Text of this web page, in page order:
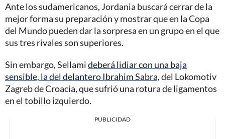
Ante los sudamericanos, Jordania buscará cerrar de la
mejor forma su preparación y mostrar que en la Copa
del Mundo pueden dar la sorpresa en un grupo en el que
sus tres rivales son superiores.
Sin embargo, Sellamideberá lidiar con una baja
sensible, la del delantero Ibrahim Sabra,del Lokomotiv
Zagreb de Croacia, que sufrió una rotura de ligamentos
en el tobillo izquierdo.
PUBLICIDAD